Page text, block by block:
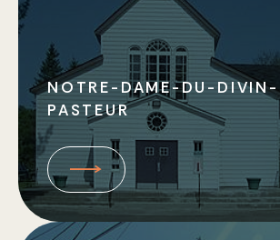
NOTRE-DAME-DU-DIVIN-
PASTEUR